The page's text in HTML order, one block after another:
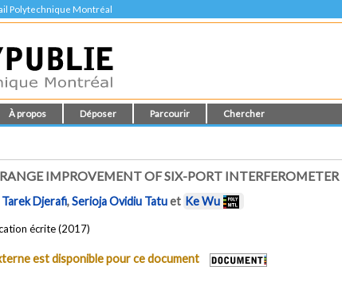
Polytechnique Montréal
À propos Déposer Parcourir Chercher
IMPROVEMENT OF SIX-PORT INTERFEROMETER
Tarek Djerafi,Serioja Ovidiu Tatuet Ke Wu
écrite (2017)
est disponible pour ce document